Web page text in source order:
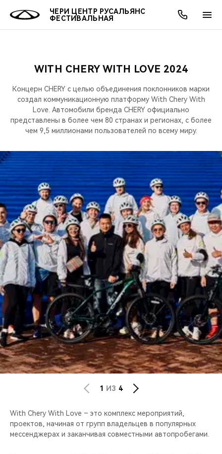
ЧЕРИ ЦЕНТР РУСАЛЬЯНС
ФЕСТИВАЛЬНАЯ
МОДЕЛИ
ВСЕ МОДЕЛИ
КРОССОВЕРЫ
СЕДАНЫ
НОВИНКИ
ПОКУПАТЕЛЯМ
ВЫБОР И ПОКУПКА
КРЕДИТ И СТРАХОВАНИЕ
ВЛАДЕЛЬЦАМ
СЕРВИС
ЗАПЧАСТИ И АКСЕССУАРЫ
CHERY CONNECT
МИР CHERY
АКСЕССУАРЫ
О БРЕНДЕ
ЛЮДИ CHERY
БЛАГОТВОРИТЕЛЬНОСТЬ
CHERY REMOTE
CHERY И СПОРТ
НАШИ МЕРОПРИЯТИЯ
ВИДЕООБЗОРЫ
CHERY ДЛЯ ДЕТЕЙ
АКЦИИ
ВЫГОДЫ И АКЦИИ
ОНЛАЙН СЕРВИСЫ
ВЫБОР И ПОКУПКА
КРЕДИТ
О КОМПАНИИ
О НАС
МЫ В СОЦСЕТЯХ
WITH CHERY WITH LOVE 2024
Концерн CHERY с целью объединения поклонников марки
создал коммуникационную платформу With Chery With
Love. Автомобили бренда CHERY официально
представлены в более чем 80 странах и регионах, с более
чем 9,5 миллионами пользователей по всему миру.
1 ИЗ 4
With Chery With Love – это комплекс мероприятий,
проектов, начиная от групп владельцев в популярных
мессенджерах и заканчивая совместными автопробегами.